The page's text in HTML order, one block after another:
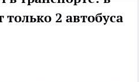
2 автобуса